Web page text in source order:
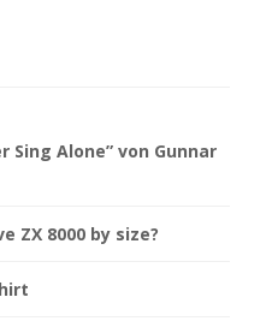
Sing Alone” von Gunnar
ZX 8000 by size?